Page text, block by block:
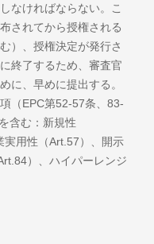
なければならない。こ
されてから授権される
）、授権決定が発行さ
終了するため、審査官
に、早めに提出する。
（EPC第52-57条、83-
含む：新規性
実用性（Art.57）、開示
）、ハイパーレンジ